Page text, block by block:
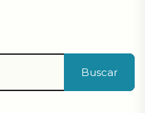
Buscar